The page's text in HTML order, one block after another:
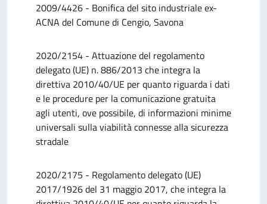
2009/4426 - Bonifica del sito industriale ex-
ACNA del Comune di Cengio, Savona
2020/2154 - Attuazione del regolamento
delegato (UE) n. 886/2013 che integra la
direttiva 2010/40/UE per quanto riguarda i dati
e le procedure per la comunicazione gratuita
agli utenti, ove possibile, di informazioni minime
universali sulla viabilità connesse alla sicurezza
stradale
2020/2175 - Regolamento delegato (UE)
2017/1926 del 31 maggio 2017, che integra la